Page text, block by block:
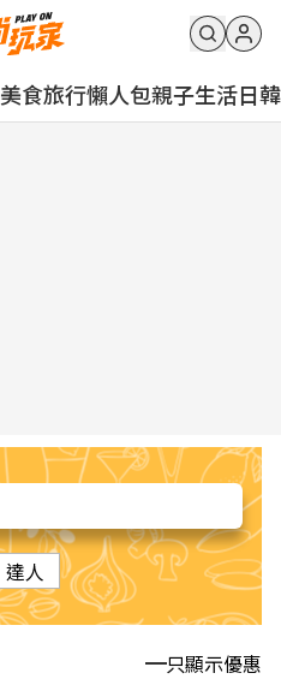
美食旅行懶人包親子生活日韓
達人
只顯示優惠